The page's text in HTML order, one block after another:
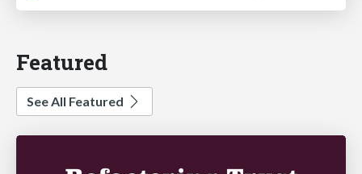
Featured
See All Featured